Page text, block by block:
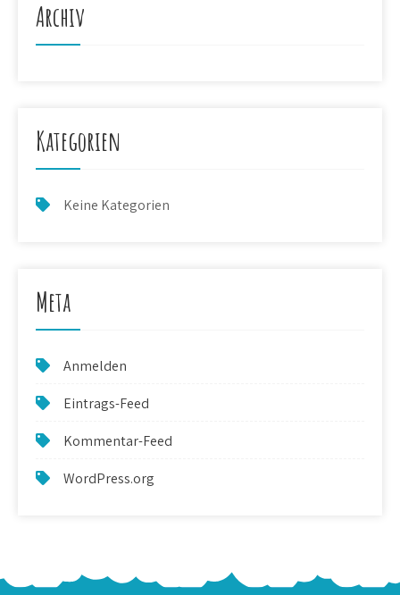
Archiv
Kategorien
Keine Kategorien
Meta
Anmelden
Eintrags-Feed
Kommentar-Feed
WordPress.org